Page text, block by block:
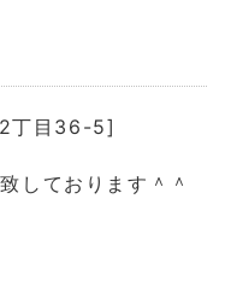
丁目36-5]
しております＾＾